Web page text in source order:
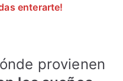
enterarte!
provienen